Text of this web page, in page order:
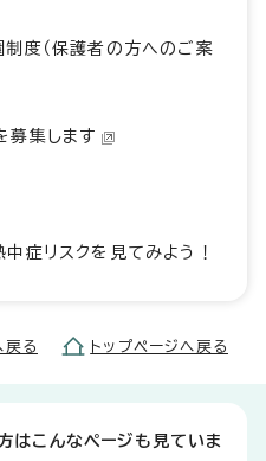
度（保護者の方へのご案
募集します
症リスクを見てみよう！
戻る トップページへ戻る
はこんなページも見ていま